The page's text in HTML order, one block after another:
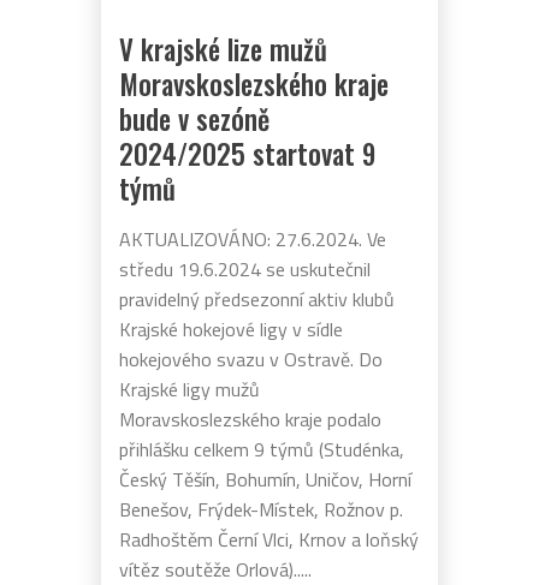
V krajské lize mužů
Moravskoslezského kraje
bude v sezóně
2024/2025 startovat 9
týmů
AKTUALIZOVÁNO: 27.6.2024. Ve
středu 19.6.2024 se uskutečnil
pravidelný předsezonní aktiv klubů
Krajské hokejové ligy v sídle
hokejového svazu v Ostravě. Do
Krajské ligy mužů
Moravskoslezského kraje podalo
přihlášku celkem 9 týmů (Studénka,
Český Těšín, Bohumín, Uničov, Horní
Benešov, Frýdek-Místek, Rožnov p.
Radhoštěm Černí Vlci, Krnov a loňský
vítěz soutěže Orlová).....